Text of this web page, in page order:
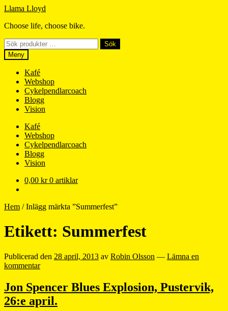
Hoppa
navigering
Hoppa
innehåll
Llama Lloyd
Choose life, choose bike.
Sök
efter:
Sök
Meny
Kafé
Webshop
Cykelpendlarcoach
Blogg
Vision
Kafé
Webshop
Cykelpendlarcoach
Blogg
Vision
0,00 kr 0 artiklar
Hem /Inlägg märkta ”Summerfest”
Etikett: Summerfest
Publicerad den 28 april, 2013 av Robin Olsson — Lämna en
kommentar
Jon Spencer Blues Explosion, Pustervik,
26:e april.